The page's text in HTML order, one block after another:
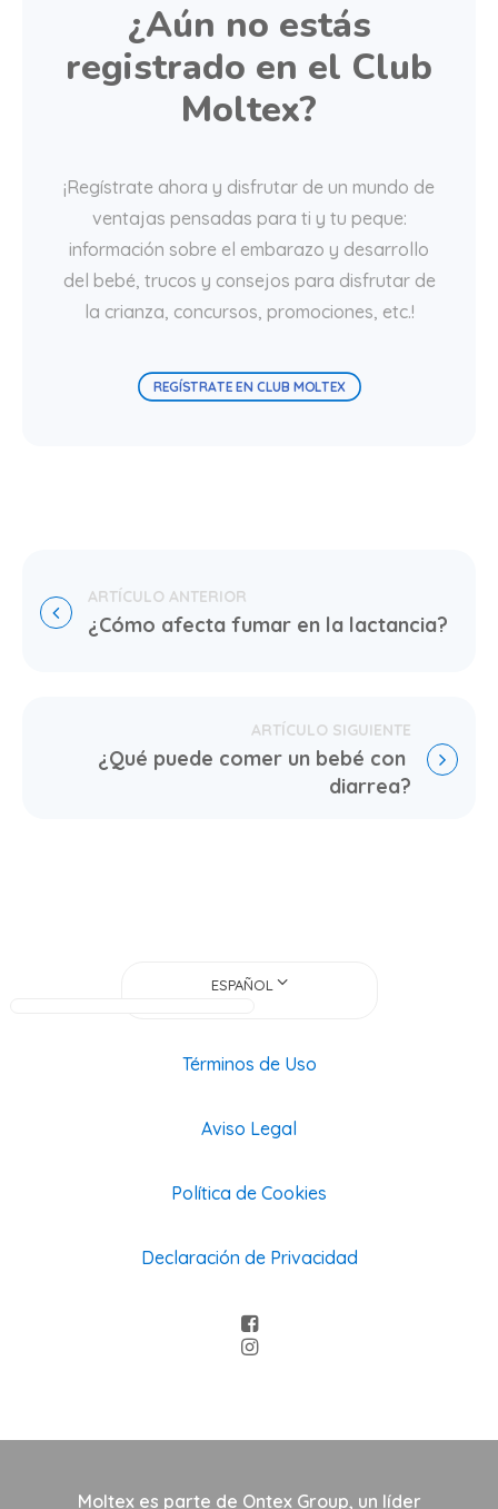
¿Aún no estás
registrado en el Club
Moltex?
¡Regístrate ahora y disfrutar de un mundo de
ventajas pensadas para ti y tu peque:
información sobre el embarazo y desarrollo
del bebé, trucos y consejos para disfrutar de
la crianza, concursos, promociones, etc.!
REGÍSTRATE EN CLUB MOLTEX
¿Cómo afecta fumar en la lactancia?
¿Qué puede comer un bebé con
diarrea?
ESPAÑOL
Términos de Uso
Aviso Legal
Política de Cookies
Declaración de Privacidad
Moltex es parte de Ontex Group, un líder